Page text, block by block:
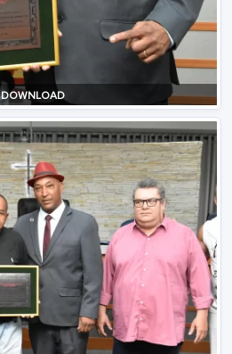
DOWNLOAD